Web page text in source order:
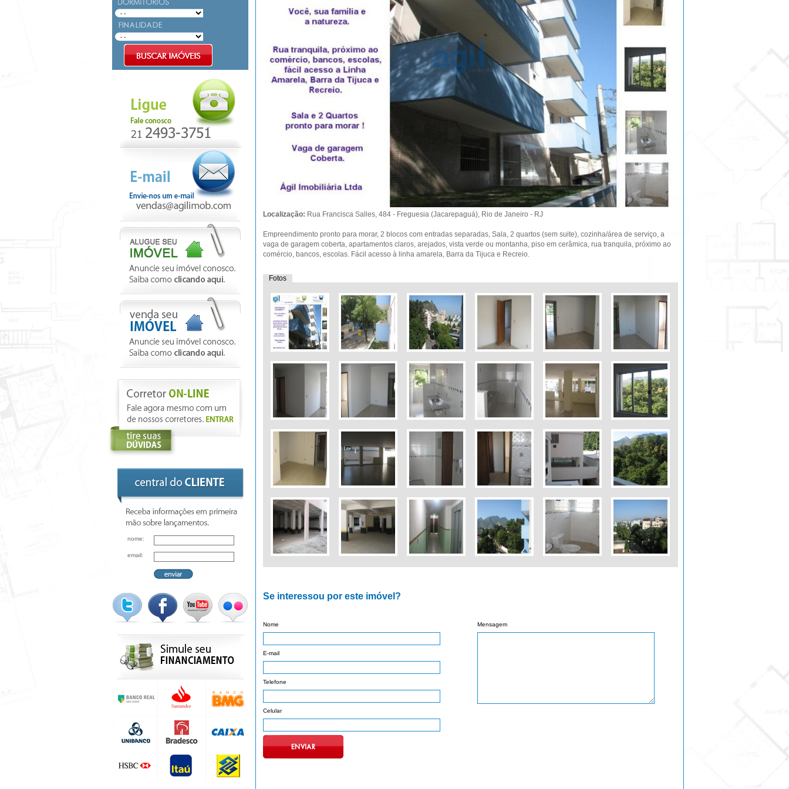
nome:
email:
Localização: Rua Francisca Salles, 484 - Freguesia (Jacarepaguá), Rio de Janeiro - RJ
Empreendimento pronto para morar, 2 blocos com entradas separadas, Sala, 2 quartos (sem suite), cozinha/área de serviço, a
vaga de garagem coberta, apartamentos claros, arejados, vista verde ou montanha, piso em cerâmica, rua tranquila, próximo ao
comércio, bancos, escolas. Fácil acesso à linha amarela, Barra da Tijuca e Recreio.
Fotos
Se interessou por este imóvel?
Nome
E-mail
Telefone
Celular
Mensagem